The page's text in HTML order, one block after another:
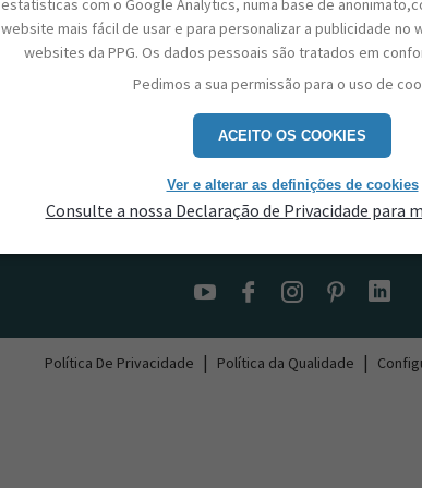
Política De Privacidade | Política da Qualidade |
estatísticas com o Google Analytics, numa base de
website mais fácil de usar e para personalizar a publicidade no
websites da PPG. Os dados pessoais são tratados em
Pedimos a sua permissão para o uso de
ACEITO OS COOKIES
Ver e alterar as definições de cookies
Consulte a nossa Declaração de Privacidade para